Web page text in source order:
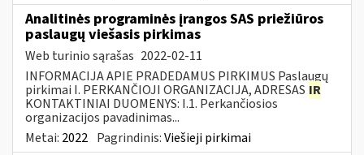
Analitinės programinės įrangos SAS priežiūros
paslaugų viešasis pirkimas
Web turinio sąrašas 2022-02-11
INFORMACIJA APIE PRADEDAMUS PIRKIMUS Paslaugų
pirkimai I. PERKANČIOJI ORGANIZACIJA, ADRESAS IR
KONTAKTINIAI DUOMENYS: I.1. Perkančiosios
organizacijos pavadinimas...
Metai: 2022 Pagrindinis:Viešieji pirkimai